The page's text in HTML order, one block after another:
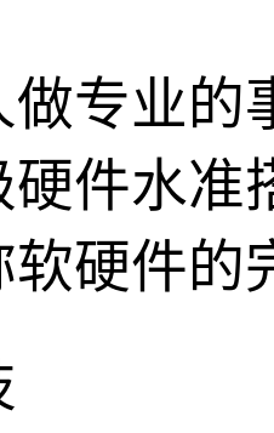
做专业的
件水准
软硬件的